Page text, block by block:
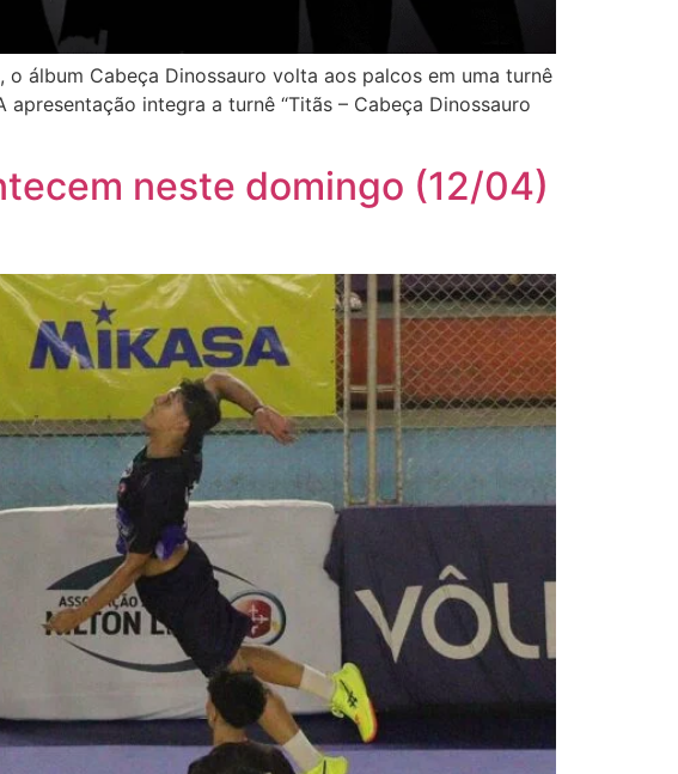
álbum Cabeça Dinossauro volta aos palcos em uma turnê
integra a turnê “Titãs – Cabeça Dinossauro
neste domingo (12/04)